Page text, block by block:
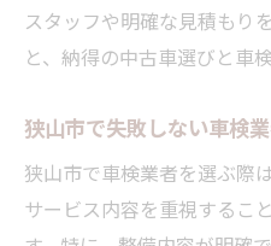
スタッフや明確な見積もり
と、納得の中古車選びと車
狭山市で失敗しない車検
狭山市で車検業者を選ぶ際
サービス内容を重視するこ